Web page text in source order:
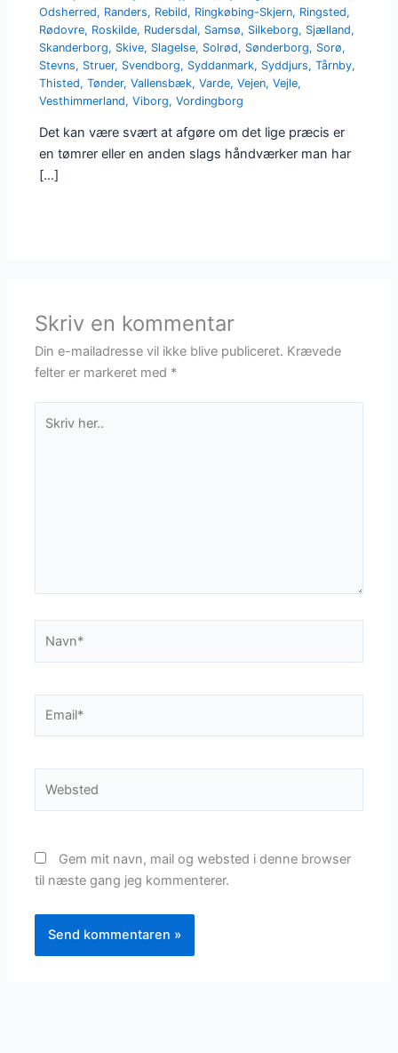
Odsherred, Randers, Rebild, Ringkøbing-Skjern, Ringsted,
Rødovre, Roskilde, Rudersdal, Samsø, Silkeborg, Sjælland,
Skanderborg, Skive, Slagelse, Solrød, Sønderborg, Sorø,
Stevns, Struer, Svendborg, Syddanmark, Syddjurs,Tårnby,
Thisted,Tønder,Vallensbæk,Varde,Vejen,Vejle,
Vesthimmerland,Viborg,Vordingborg
Det kan være svært at afgøre om det lige præcis er
en tømrer eller en anden slags håndværker man har
[…]
Skriv en kommentar
Din e-mailadresse vil ikke blive publiceret. Krævede
felter er markeret med *
Gem mit navn, mail og websted i denne browser
til næste gang jeg kommenterer.